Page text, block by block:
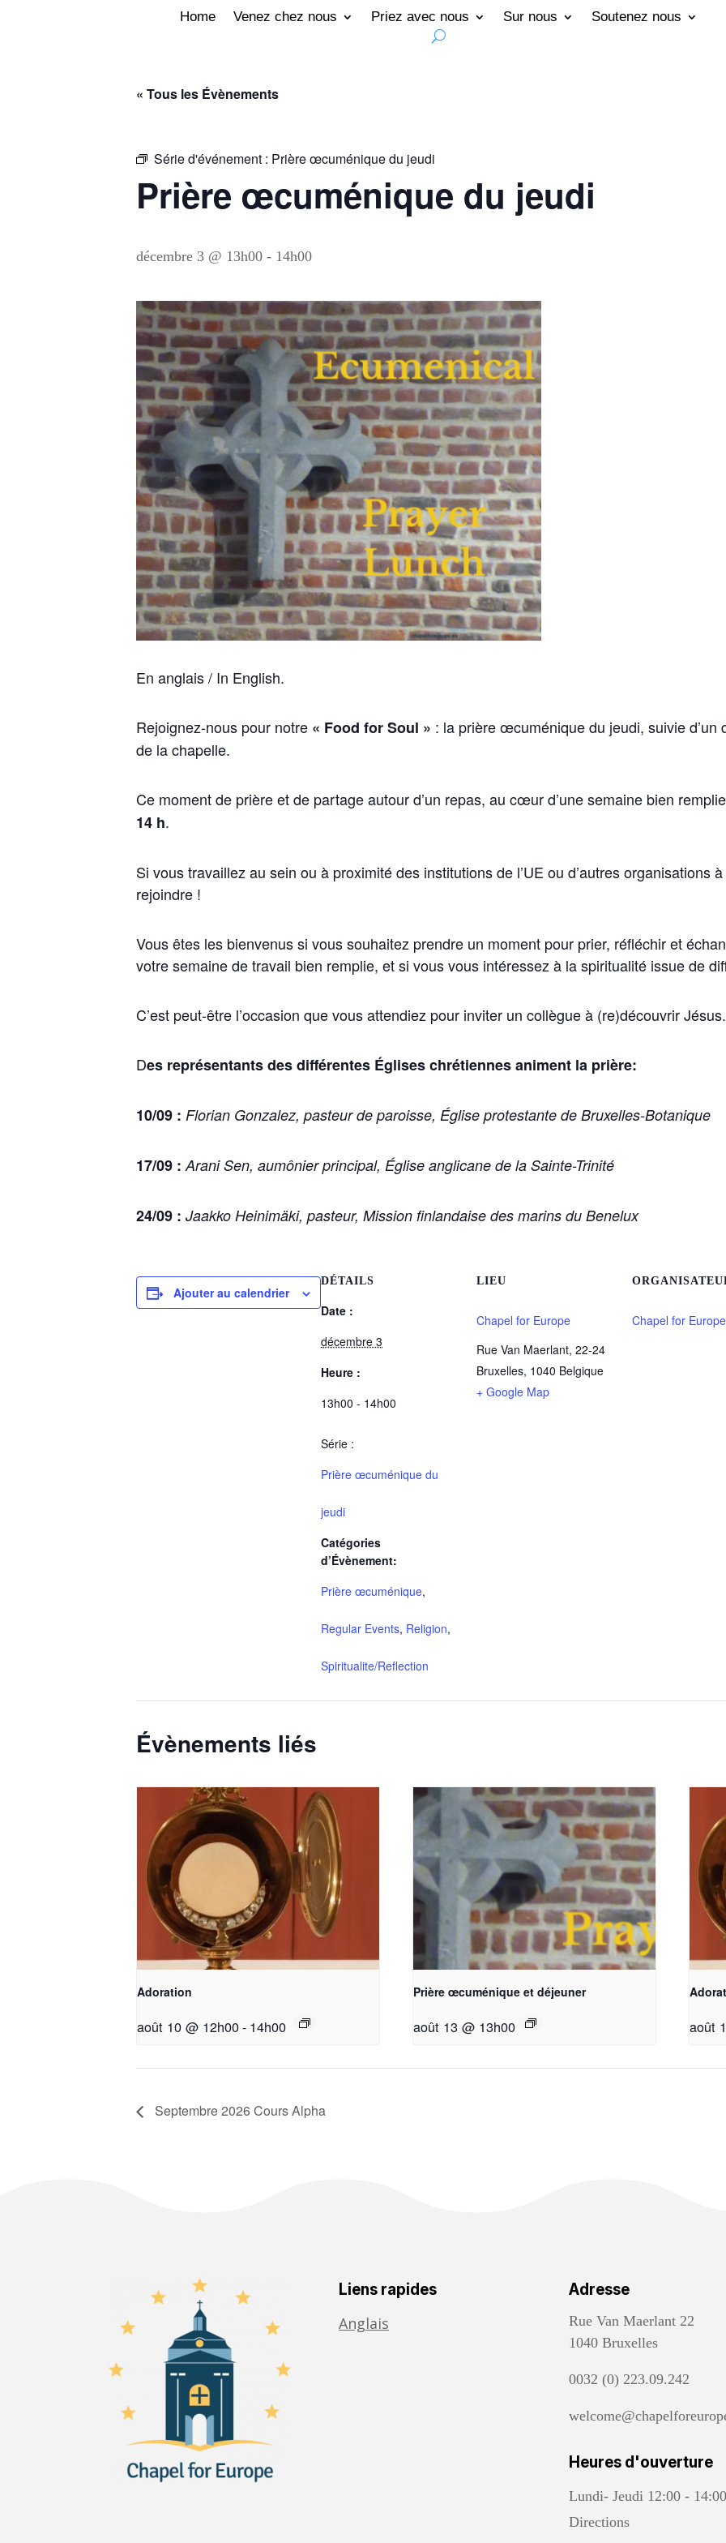
Home Venez chez nous Priez avec nous Sur nous Soutenez nous
« Tous les Évènements
Série d'événement : Prière œcuménique du jeudi
Prière œcuménique du jeudi
décembre 3 @ 13h00 - 14h00
En anglais / In English.
Rejoignez-nous pour notre « Food for Soul » : la prière œcuménique du jeudi, suivie
de la chapelle.
Ce moment de prière et de partage autour d’un repas, au cœur d’une semaine bien
14 h.
Si vous travaillez au sein ou à proximité des institutions de l’UE ou d’autres organisations
rejoindre !
Vous êtes les bienvenus si vous souhaitez prendre un moment pour prier, réfléchir et
votre semaine de travail bien remplie, et si vous vous intéressez à la spiritualité issue de
C’est peut-être l’occasion que vous attendiez pour inviter un collègue à (re)découvrir Jésus.
Des représentants des différentes Églises chrétiennes animent la prière:
10/09 : Florian Gonzalez, pasteur de paroisse, Église protestante de Bruxelles-Botanique
17/09 : Arani Sen, aumônier principal, Église anglicane de la Sainte-Trinité
24/09 : Jaakko Heinimäki, pasteur, Mission finlandaise des marins du Benelux
Ajouter au calendrier
DÉTAILS
Date :
décembre 3
Heure :
13h00 - 14h00
Série :
Prière œcuménique du
jeudi
Catégories
d’Évènement:
Prière œcuménique,
Regular Events, Religion,
Spiritualite/Reflection
LIEU
Chapel for Europe
Rue Van Maerlant, 22-24
Bruxelles, 1040 Belgique
+ Google Map
Chapel for Europe
Évènements liés
Adoration
août 10 @ 12h00- 14h00
Prière œcuménique et déjeuner
août 13 @ 13h00 août
Septembre 2026 Cours Alpha
Liens rapides
Anglais
Adresse
Rue Van Maerlant 22
1040 Bruxelles
0032 (0) 223.09.242
Heures d'ouverture
Lundi- Jeudi 12:00 - 14:00
Directions